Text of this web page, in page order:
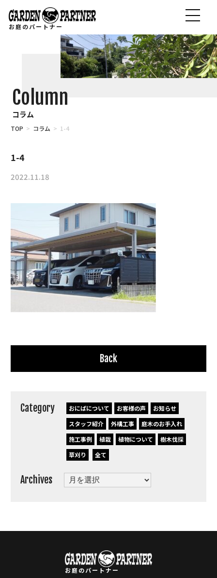
お庭のパートナー
Column
コラム
TOP > コラム > 1-4
1-4
2022.11.18
Back
Category おにぱについて お客様の声
お知らせ
スタッフ紹介
外構工事
庭木のお手入れ
施工事例
植栽 植物について
樹木伐採
草刈り
全て
Archives Archives
お庭のパートナー